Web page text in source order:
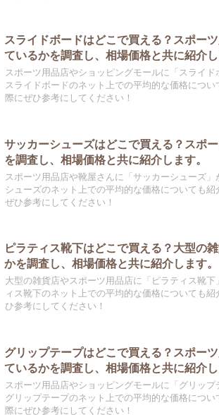
スライドボードはどこで買える？スポー
ているかを調査し、相場価格と共に紹介し
スポーツ用品店やショッピングモールに「スライ
スライドボードのネット上での平均的な価格につ
際にぜひ参考にしてください！
サッカーシューズはどこで買える？スポ
を調査し、相場価格と共に紹介します。
スポーツ用品店や靴屋さんに「サッカーシューズ
シューズのネット上での平均的な価格についても
ぜひ参考にしてください！
ピラティス靴下はどこで買える？大型の
かを調査し、相場価格と共に紹介します。
大型の雑貨店やスポーツ用品店に「ピラティス靴
ィス靴下のネット上での平均的な価格についても
ひ参考にしてください！
グリップテープはどこで買える？スポー
ているかを調査し、相場価格と共に紹介し
スポーツ用品店やショッピングモールに「グリッ
グリップテープのネット上での平均的な価格につ
際にぜひ参考にしてください！